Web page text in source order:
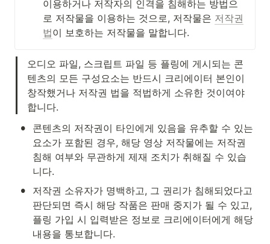
이용하거나 저작자의 인격을 침해하는 방법으
로 저작물을 이용하는 것으로, 저작물은 저작권
법이 보호하는 저작물을 말합니다.
오디오 파일, 스크립트 파일 등 플링에 게시되는 콘
텐츠의 모든 구성요소는 반드시 크리에이터 본인이
창작했거나 저작권 법을 적법하게 소유한 것이여야
합니다.
•
콘텐츠의 저작권이 타인에게 있음을 유추할 수 있는
요소가 포함된 경우, 해당 영상 저작물에는 저작권
침해 여부와 무관하게 제재 조치가 취해질 수 있습
니다.
•
저작권 소유자가 명백하고, 그 권리가 침해되었다고
판단되면 즉시 해당 작품은 판매 중지가 될 수 있고,
플링 가입 시 입력받은 정보로 크리에이터에게 해당
내용을 통보합니다.